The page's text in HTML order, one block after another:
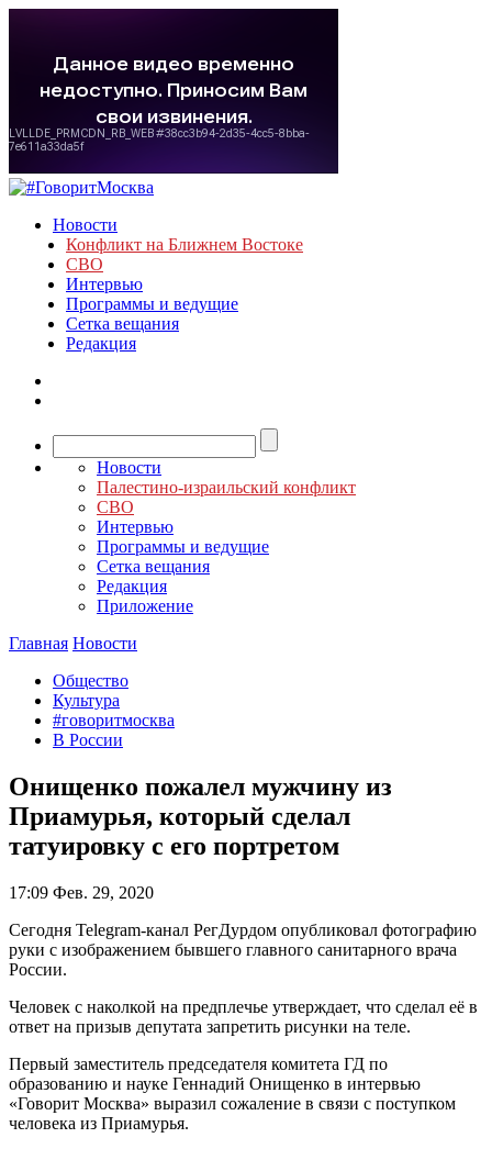
Новости
Конфликт на Ближнем Востоке
СВО
Интервью
Программы и ведущие
Сетка вещания
Редакция
Новости
Палестино-израильский конфликт
СВО
Интервью
Программы и ведущие
Сетка вещания
Редакция
Приложение
Главная Новости
Общество
Культура
#говоритмосква
В России
Онищенко пожалел мужчину из
Приамурья, который сделал
татуировку с его портретом
17:09 Фев. 29, 2020
Сегодня Telegram-канал РегДурдом опубликовал фотографию
руки с изображением бывшего главного санитарного врача
России.
Человек с наколкой на предплечье утверждает, что сделал её в
ответ на призыв депутата запретить рисунки на теле.
Первый заместитель председателя комитета ГД по
образованию и науке Геннадий Онищенко в интервью
«Говорит Москва» выразил сожаление в связи с поступком
человека из Приамурья.